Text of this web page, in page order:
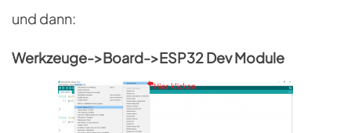
und dann:
Werkzeuge->Board->ESP32 Dev Module